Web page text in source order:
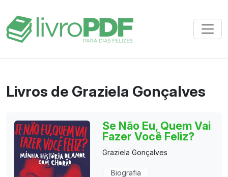
Livros de Graziela Gonçalves
Se Não Eu, Quem Vai
Fazer Você Feliz?
Graziela Gonçalves
Biografia